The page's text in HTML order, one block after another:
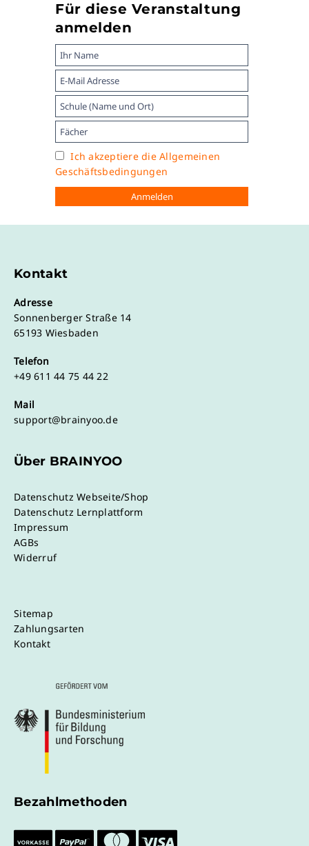
Für diese Veranstaltung
anmelden
Ich akzeptiere die Allgemeinen
Geschäftsbedingungen
Kontakt
Adresse
Sonnenberger Straße 14
65193 Wiesbaden
Telefon
+49 611 44 75 44 22
Mail
support@brainyoo.de
Über BRAINYOO
Datenschutz Webseite/Shop
Datenschutz Lernplattform
Impressum
AGBs
Widerruf
Sitemap
Zahlungsarten
Kontakt
Bezahlmethoden